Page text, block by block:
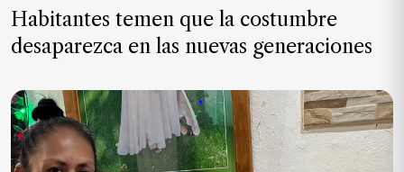
MXN
el
mes.
Suscríbete ahora
NOTICIAS
Habitantes temen que la costumbre
desaparezca en las nuevas generaciones